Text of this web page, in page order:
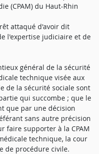
(CPAM) du Haut-Rhin
attaqué d'avoir dit
l'expertise judiciaire et de
général de la sécurité
technique visée aux
de la sécurité sociale sont
qui succombe ; que le
que par une décision
sans autre précision
faire supporter à la CPAM
technique, la cour
de procédure civile.